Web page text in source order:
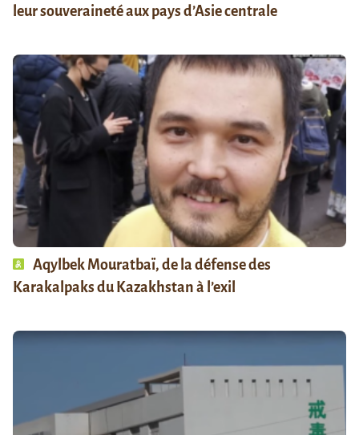
leur souveraineté aux pays d’Asie centrale
Aqylbek Mouratbaï, de la défense des
Karakalpaks du Kazakhstan à l’exil